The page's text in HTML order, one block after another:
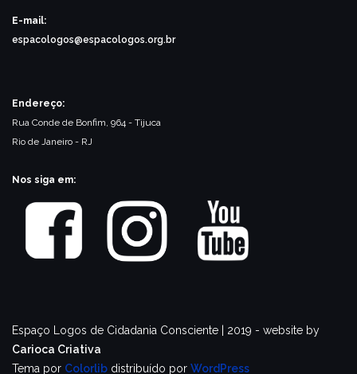
E-mail:
espacologos@espacologos.org.br
Endereço:
Rua Conde de Bonfim, 964 - Tijuca
Rio de Janeiro - RJ
Nos siga em:
Espaço Logos de Cidadania Consciente | 2019 - website by
Carioca Criativa
Tema por Colorlib distribuído por WordPress